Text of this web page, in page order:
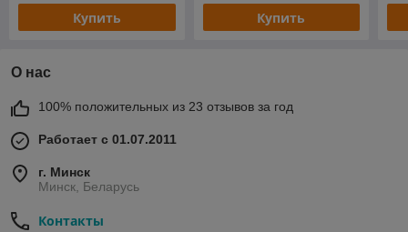
Купить Купить
О нас
100% положительных из 23 отзывов за год
Работает с 01.07.2011
г. Минск
Минск, Беларусь
Контакты